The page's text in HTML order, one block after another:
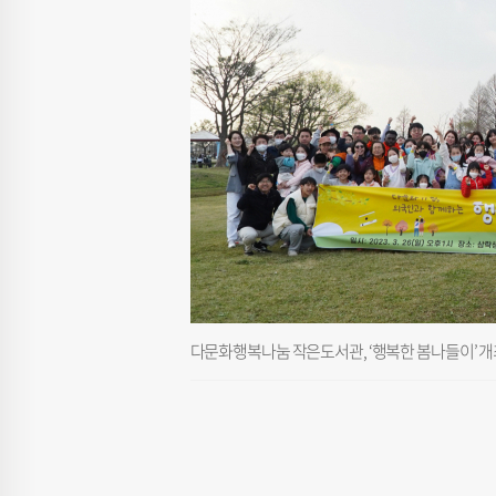
다문화행복나눔 작은도서관, ‘행복한 봄나들이’